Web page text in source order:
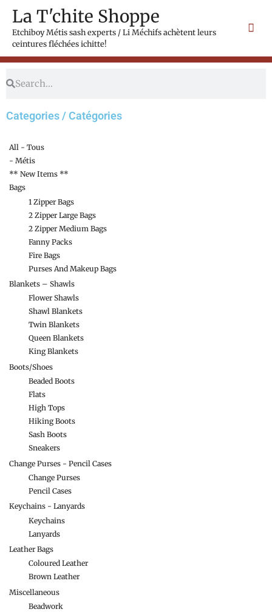
content
La T'chite Shoppe
Etchiboy Métis sash experts / Li Méchifs achètent leurs
ceintures fléchées ichitte!
Categories / Catégories
All - Tous
- Métis
** New Items **
Bags
1 Zipper Bags
2 Zipper Large Bags
2 Zipper Medium Bags
Fanny Packs
Fire Bags
Purses And Makeup Bags
Blankets – Shawls
Flower Shawls
Shawl Blankets
Twin Blankets
Queen Blankets
King Blankets
Boots/Shoes
Beaded Boots
Flats
High Tops
Hiking Boots
Sash Boots
Sneakers
Change Purses - Pencil Cases
Change Purses
Pencil Cases
Keychains - Lanyards
Keychains
Lanyards
Leather Bags
Coloured Leather
Brown Leather
Miscellaneous
Beadwork